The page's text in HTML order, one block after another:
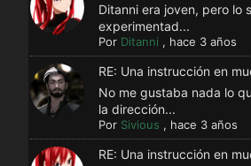
Ditanni era joven, pero lo
experimentad...
Por Ditanni , hace 3 años
RE: Una instrucción en
No me gustaba nada lo
la dirección...
Por Sivious , hace 3 años
RE: Una instrucción en